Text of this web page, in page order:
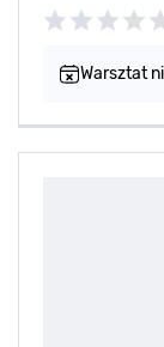
Warsztat